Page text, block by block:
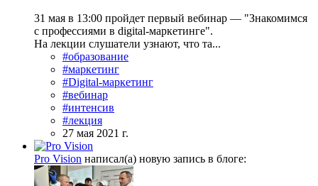
31 мая в 13:00 пройдет первый вебинар — "Знакомимся
с профессиями в digital-маркетинге".
На лекции слушатели узнают, что та...
#образование
#маркетинг
#Digital-маркетинг
#вебинар
#интенсив
#лекция
27 мая 2021 г.
Pro Vision написал(а) новую запись в блоге: